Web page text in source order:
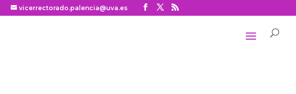
vicerrectorado.palencia@uva.es